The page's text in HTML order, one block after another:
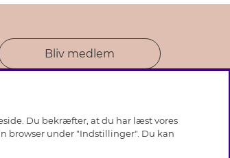
Bliv medlem
Du bekræfter, at du har læst vores
browser under "Indstillinger". Du kan